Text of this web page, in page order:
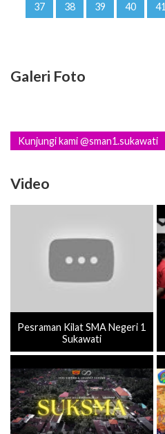
37 38 39 40 41
Galeri Foto
Kunjungi kami @sman1.sukawati
Video
Pesraman Kilat SMA Negeri 1
Sukawati